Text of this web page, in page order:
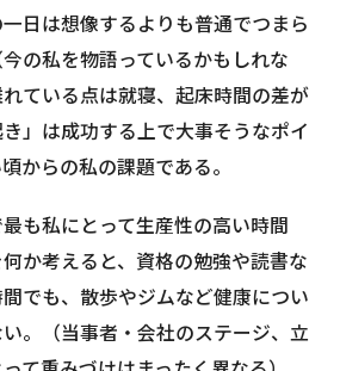
日は想像するよりも普通でつまら
の私を物語っているかもしれな
ている点は就寝、起床時間の差が
」は成功する上で大事そうなポイ
からの私の課題である。
も私にとって生産性の高い時間
何か考えると、資格の勉強や読書な
でも、散歩やジムなど健康につい
。（当事者・会社のステージ、立